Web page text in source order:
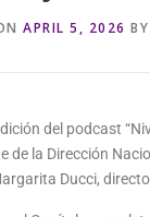
APRIL 5, 2026 BY
del podcast
de la Dirección
Ducci,